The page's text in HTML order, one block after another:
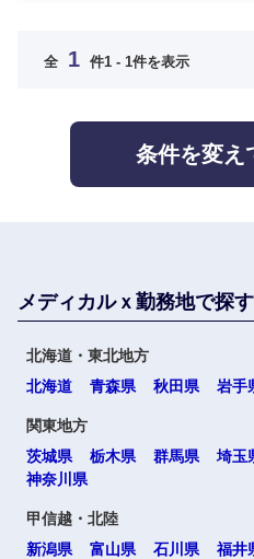
その他
鳥取県
山口県
九州・沖縄
全 1 件1 - 1件を表示
条件を変え
メディカルｘ勤務地で探す
北海道・東北地方
北海道
青森県 秋田県 岩手
関東地方
茨城県
栃木県 群馬県 埼玉
神奈川県
甲信越・北陸
新潟県
富山県 石川県 福井